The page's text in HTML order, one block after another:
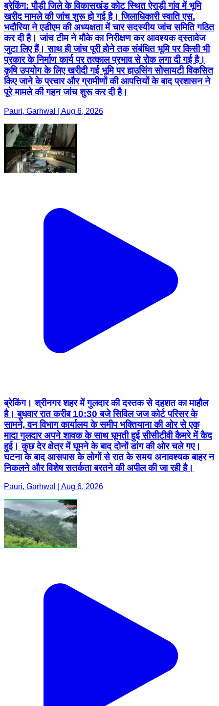
ब्रेकिंग: पौड़ी जिले के विकासखंड कोट स्थित ऐराड़ी गांव में भूमि
खरीद मामले की जांच शुरू हो गई है। जिलाधिकारी स्वाति एस.
भदौरिया ने एडीएम की अध्यक्षता में चार सदस्यीय जांच समिति गठित
कर दी है। जांच टीम ने मौके का निरीक्षण कर आवश्यक दस्तावेज
जुटा लिए हैं। साथ ही जांच पूरी होने तक संबंधित भूमि पर किसी भी
प्रकार के निर्माण कार्य पर तत्काल प्रभाव से रोक लगा दी गई है।
कृषि उपयोग के लिए खरीदी गई भूमि पर हाउसिंग सोसायटी विकसित
किए जाने के प्रचार और ग्रामीणों की आपत्तियों के बाद प्रशासन ने
पूरे मामले की गहन जांच शुरू कर दी है।
Pauri, Garhwal | Aug 6, 2026
ब्रेकिंग। श्रीनगर शहर में गुलदार की दस्तक से दहशत का माहौल
है। बुधवार रात करीब 10:30 बजे सिविल जज कोर्ट परिसर के
सामने, वन विभाग कार्यालय के समीप भक्तियाना की ओर से एक
मादा गुलदार अपने शावक के साथ घूमती हुई सीसीटीवी कैमरे में कैद
हुई। कुछ देर क्षेत्र में घूमने के बाद दोनों डांग की ओर चले गए।
घटना के बाद आसपास के लोगों से रात के समय अनावश्यक बाहर न
निकलने और विशेष सतर्कता बरतने की अपील की जा रही है।
Pauri, Garhwal | Aug 6, 2026